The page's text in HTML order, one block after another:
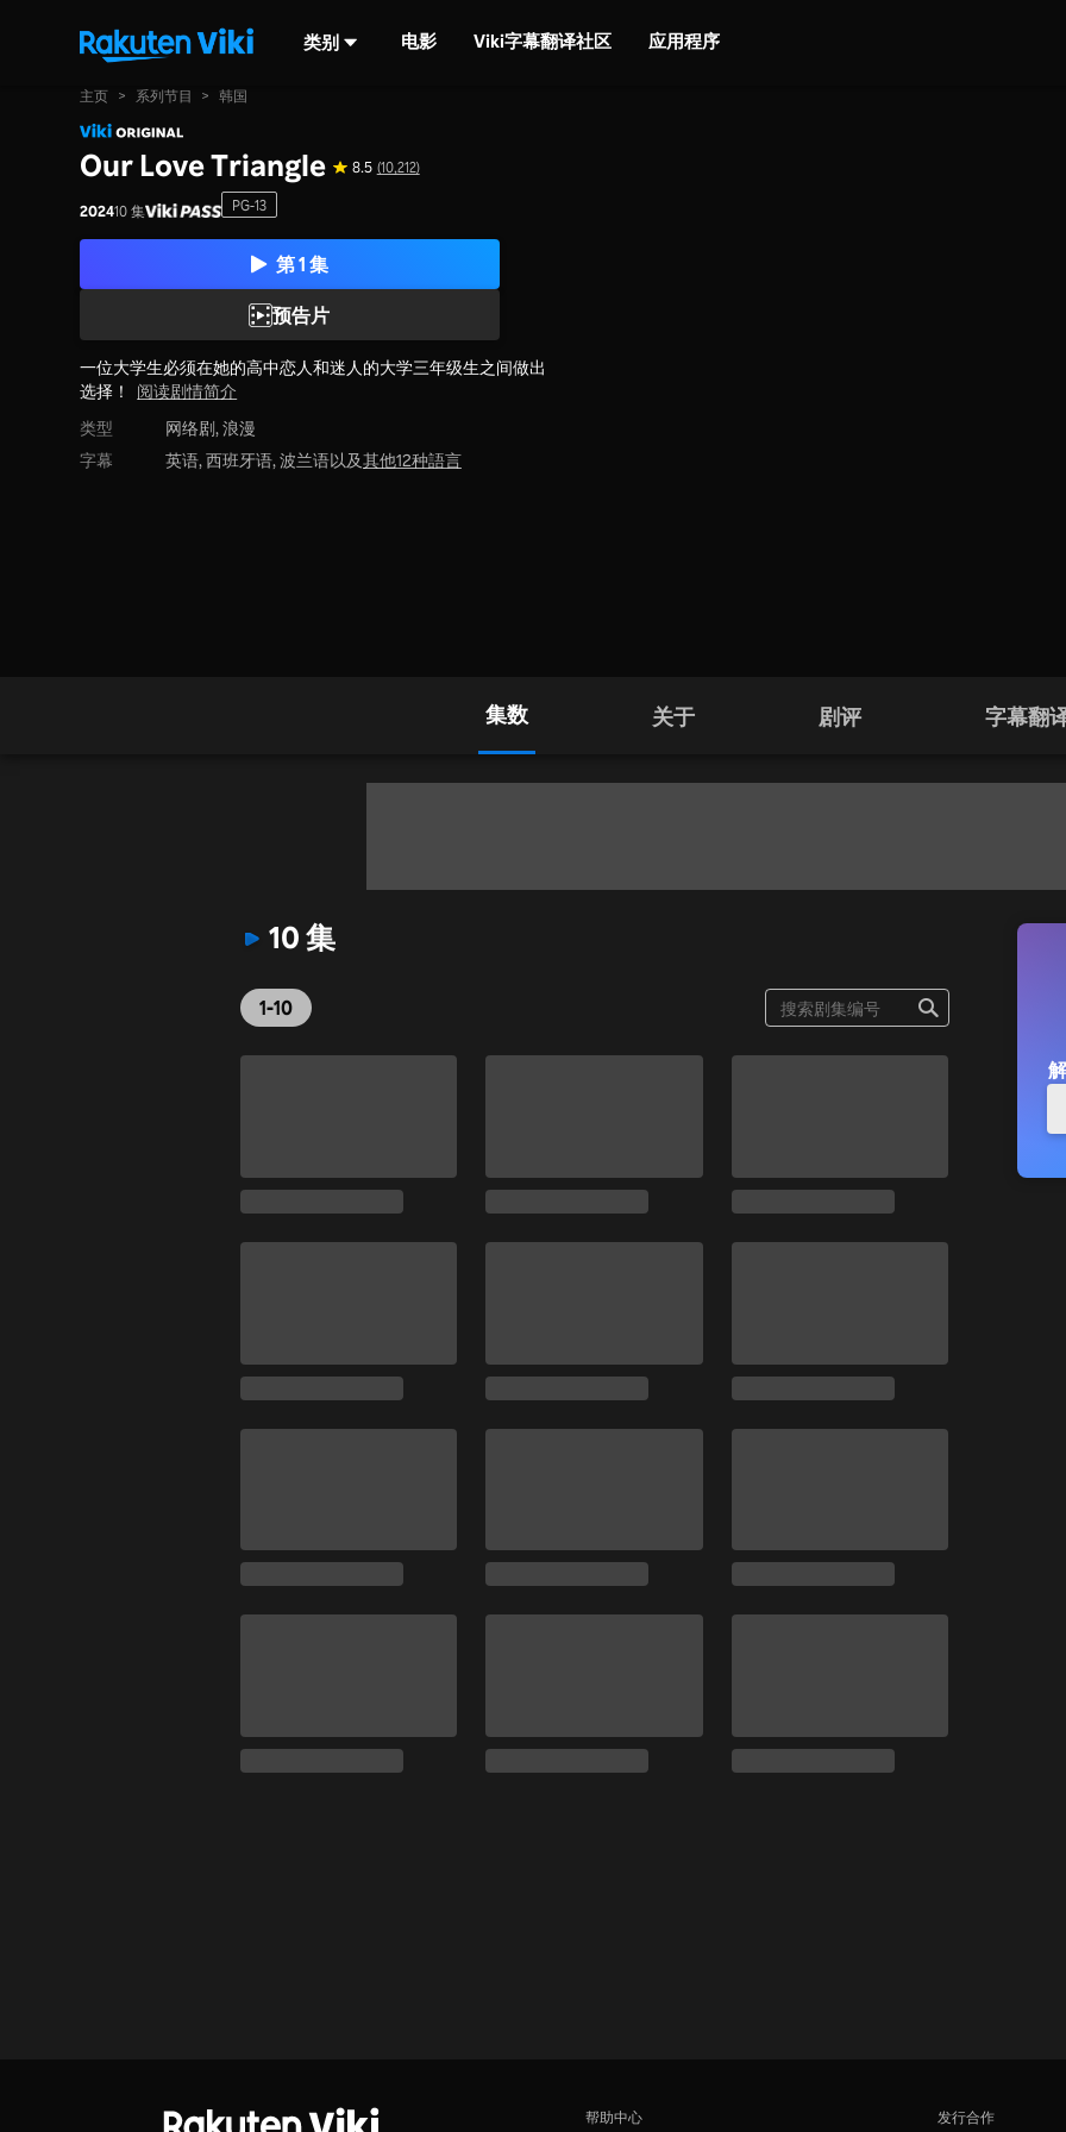
类别 电影 Viki字幕翻译社区 应用程序
主页 > 系列节目 > 韩国
Our Love Triangle 8.5 (10,212)
202410 集 PG-13
第 1 集
预告片
一位大学生必须在她的高中恋人和迷人的大学三年级生之间做出
选择！
阅读剧情简介
类型
网络剧, 浪漫
字幕
英语, 西班牙语, 波兰语以及其他12种語言
集数 关于 剧评 字幕翻
10 集
1-10
帮助中心 发行合作